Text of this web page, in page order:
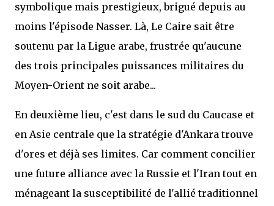
symbolique mais prestigieux, brigué depuis au
moins l'épisode Nasser. Là, Le Caire sait être
soutenu par la Ligue arabe, frustrée qu'aucune
des trois principales puissances militaires du
Moyen-Orient ne soit arabe...
En deuxième lieu, c'est dans le sud du Caucase et
en Asie centrale que la stratégie d'Ankara trouve
d'ores et déjà ses limites. Car comment concilier
une future alliance avec la Russie et l'Iran tout en
ménageant la susceptibilité de l'allié traditionnel